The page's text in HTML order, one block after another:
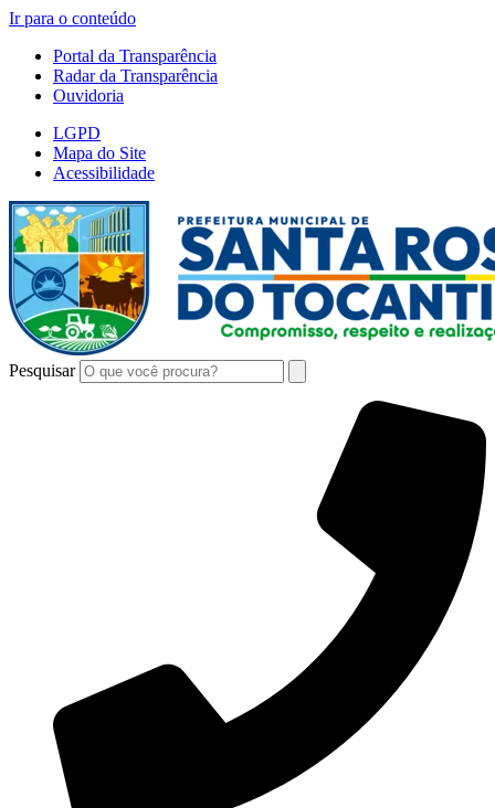
Ir para o conteúdo
Portal da Transparência
Radar da Transparência
Ouvidoria
LGPD
Mapa do Site
Acessibilidade
Pesquisar